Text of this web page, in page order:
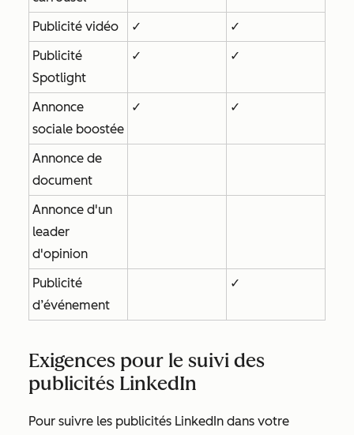
Publicité vidéo
✓
✓
Publicité
Spotlight
✓ ✓
Annonce
sociale boostée
✓ ✓
Annonce de
document
Annonce d'un
leader
d'opinion
Publicité
d’événement
✓
Exigences pour le suivi des
publicités LinkedIn
Pour suivre les publicités LinkedIn dans votre